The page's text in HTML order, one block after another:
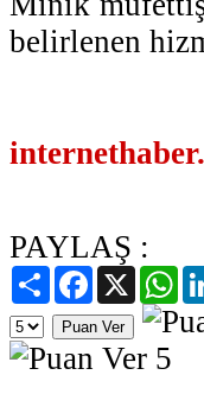
belirlenen
PAYLAŞ :
PaylaşFacebook
X